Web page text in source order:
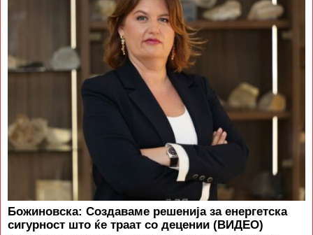
Божиновска: Создаваме решенија за енергетска
сигурност што ќе траат со децении (ВИДЕО)